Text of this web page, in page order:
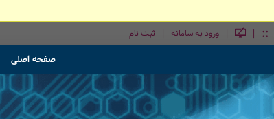
::
|
| ورود به سامانه | ثبت نام
صفحه اصلی